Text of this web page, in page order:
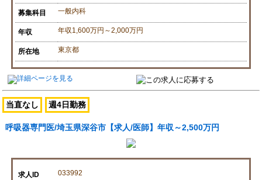
募集科目 一般内科
年収 年収1,600万円～2,000万円
所在地 東京都
当直なし 週4日勤務
呼吸器専門医/埼玉県深谷市【求人/医師】年収～2,500万円
求人ID 033992